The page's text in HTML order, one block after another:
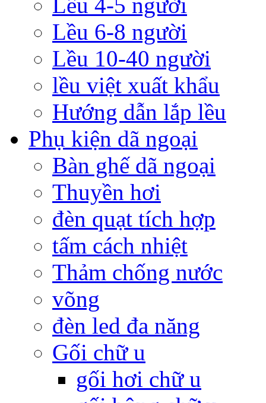
Lều 6-8 người
Lều 10-40 người
lều việt xuất khẩu
Hướng dẫn lắp lều
Phụ kiện dã ngoại
Bàn ghế dã ngoại
Thuyền hơi
đèn quạt tích hợp
tấm cách nhiệt
Thảm chống nước
võng
đèn led đa năng
Gối chữ u
gối hơi chữ u